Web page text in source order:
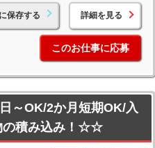
保存する 詳細を見る
このお仕事に応募
～OK/2か月短期OK/入
の積み込み！☆☆